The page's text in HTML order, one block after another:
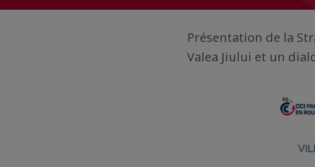
Présentation de la
Valea Jiului et un